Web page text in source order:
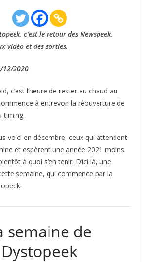
c’est le retour des Newspeek,
vidéo et des sorties.
12/2020
c’est l’heure de rester au chaud au
à entrevoir la réouverture de
timing.
voici en décembre, ceux qui attendent
et espèrent une année 2021 moins
à quoi s’en tenir. D’ici là, une
semaine, qui commence par la
semaine de
Dystopeek